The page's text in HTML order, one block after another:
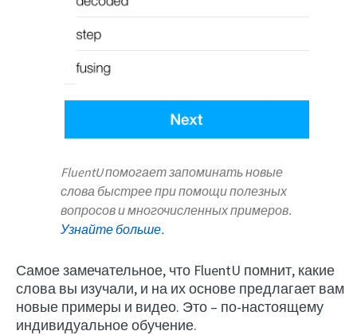
FluentU помогает запоминать новые
слова быстрее при помощи полезных
вопросов и многочисленных примеров.
Узнайте больше.
Самое замечательное, что FluentU помнит, какие
слова вы изучали, и на их основе предлагает вам
новые примеры и видео. Это – по-настоящему
индивидуальное обучение.